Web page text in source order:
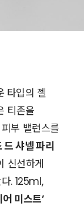
타입의 젤
티존을
부 밸런스를
드 샤넬 파리
신선하게
. 125ml,
미스트’